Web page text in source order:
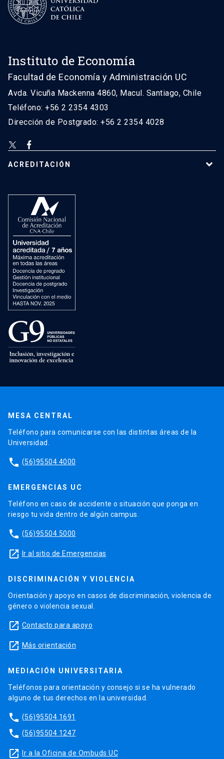
Instituto de Economía
Facultad de Economía y Administración UC
Avda. Vicuña Mackenna 4860, Macul. Santiago, Chile
Teléfono: +56 2 2354 4303
Dirección de Postgrado: +56 2 2354 4028
ACREDITACIÓN
MESA CENTRAL
Teléfono para comunicarse con las distintas áreas de la
Universidad.
phone (56)95504 4000
EMERGENCIAS UC
Teléfono en caso de accidente o situación que ponga en
riesgo tu vida dentro de algún campus.
phone (56)95504 5000
launch Ir al sitio de Emergencias
DISCRIMINACIÓN Y VIOLENCIA
Orientación y apoyo en casos de discriminación, violencia de
género o violencia sexual.
launch Contacto para apoyo
launch Más orientación
MEDIACIÓN UNIVERSITARIA
Teléfonos para orientación y consejo si se ha vulnerado
alguno de tus derechos en la universidad.
phone (56)95504 1691
phone (56)95504 1247
launch Ir a la Oficina de Ombuds UC